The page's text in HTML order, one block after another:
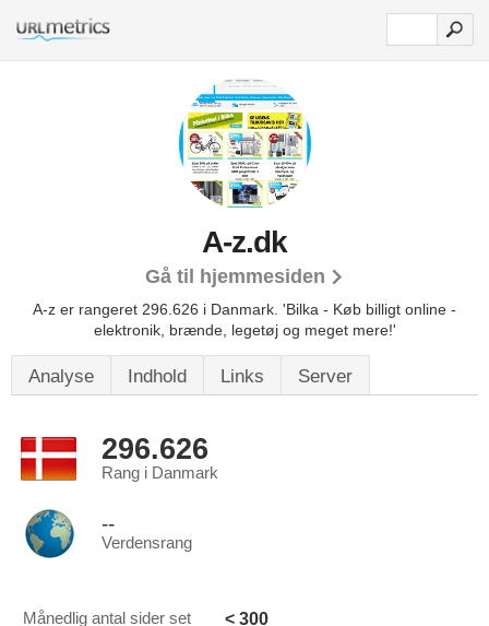
A-z.dk
Gå til hjemmesiden
A-z er rangeret 296.626 i Danmark. 'Bilka - Køb billigt online -
elektronik, brænde, legetøj og meget mere!'
Analyse Indhold Links Server
296.626
Rang i Danmark
--
Verdensrang
Månedlig antal sider set < 300